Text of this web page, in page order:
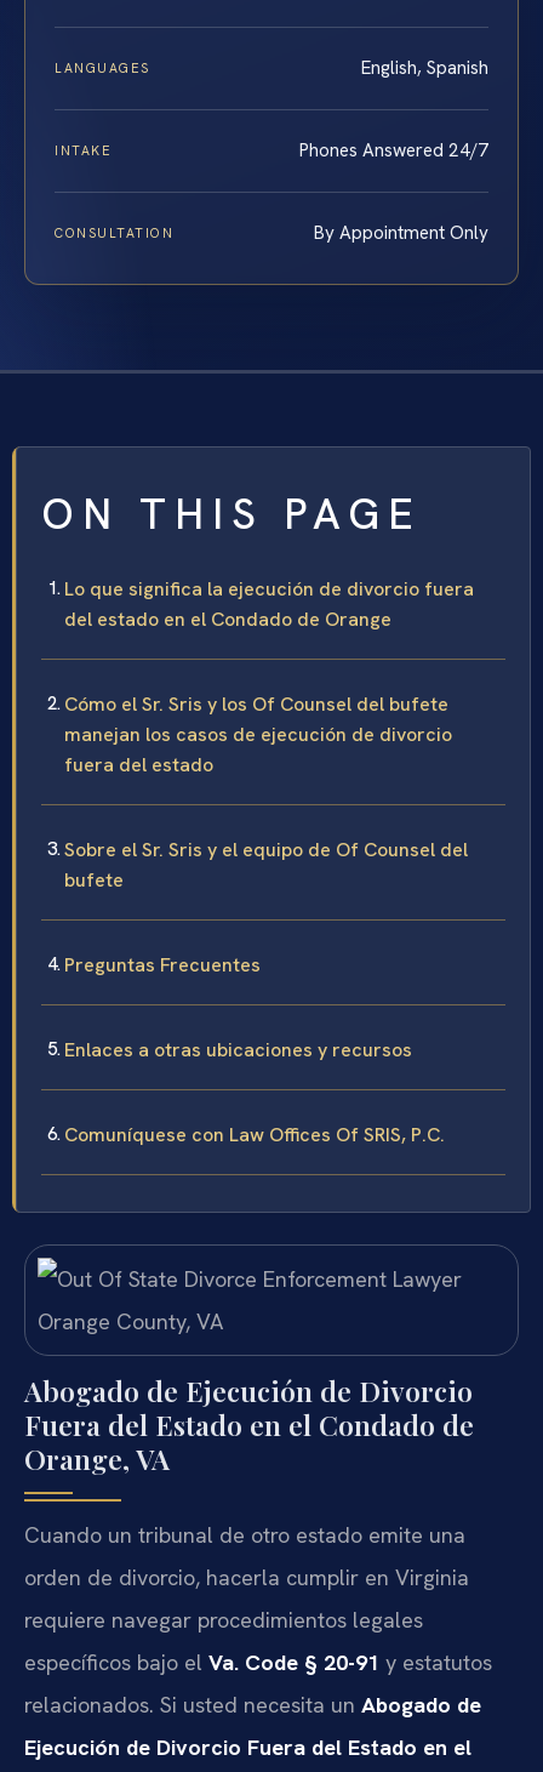
LANGUAGES English, Spanish
INTAKE Phones Answered 24/7
CONSULTATION By Appointment Only
ON THIS PAGE
Lo que significa la ejecución de divorcio fuera
del estado en el Condado de Orange
Cómo el Sr. Sris y los Of Counsel del bufete
manejan los casos de ejecución de divorcio
fuera del estado
Sobre el Sr. Sris y el equipo de Of Counsel del
bufete
Preguntas Frecuentes
Enlaces a otras ubicaciones y recursos
Comuníquese con Law Offices Of SRIS, P.C.
Abogado de Ejecución de Divorcio
Fuera del Estado en el Condado de
Orange, VA
Cuando un tribunal de otro estado emite una
orden de divorcio, hacerla cumplir en Virginia
requiere navegar procedimientos legales
específicos bajo el Va. Code § 20-91 y estatutos
relacionados. Si usted necesita un Abogado de
Ejecución de Divorcio Fuera del Estado en el